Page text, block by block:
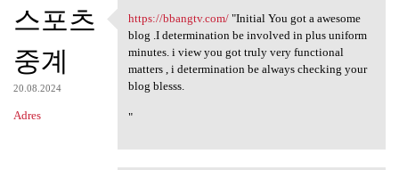
스포츠
중계
20.08.2024
Adres
https://bbangtv.com/ "Initial
https://bbangtv.com/"Initial You got a awesome
blog .I determination be involved in plus uniform
minutes. i view you got truly very functional
matters , i determination be always checking your
blog blesss.
"